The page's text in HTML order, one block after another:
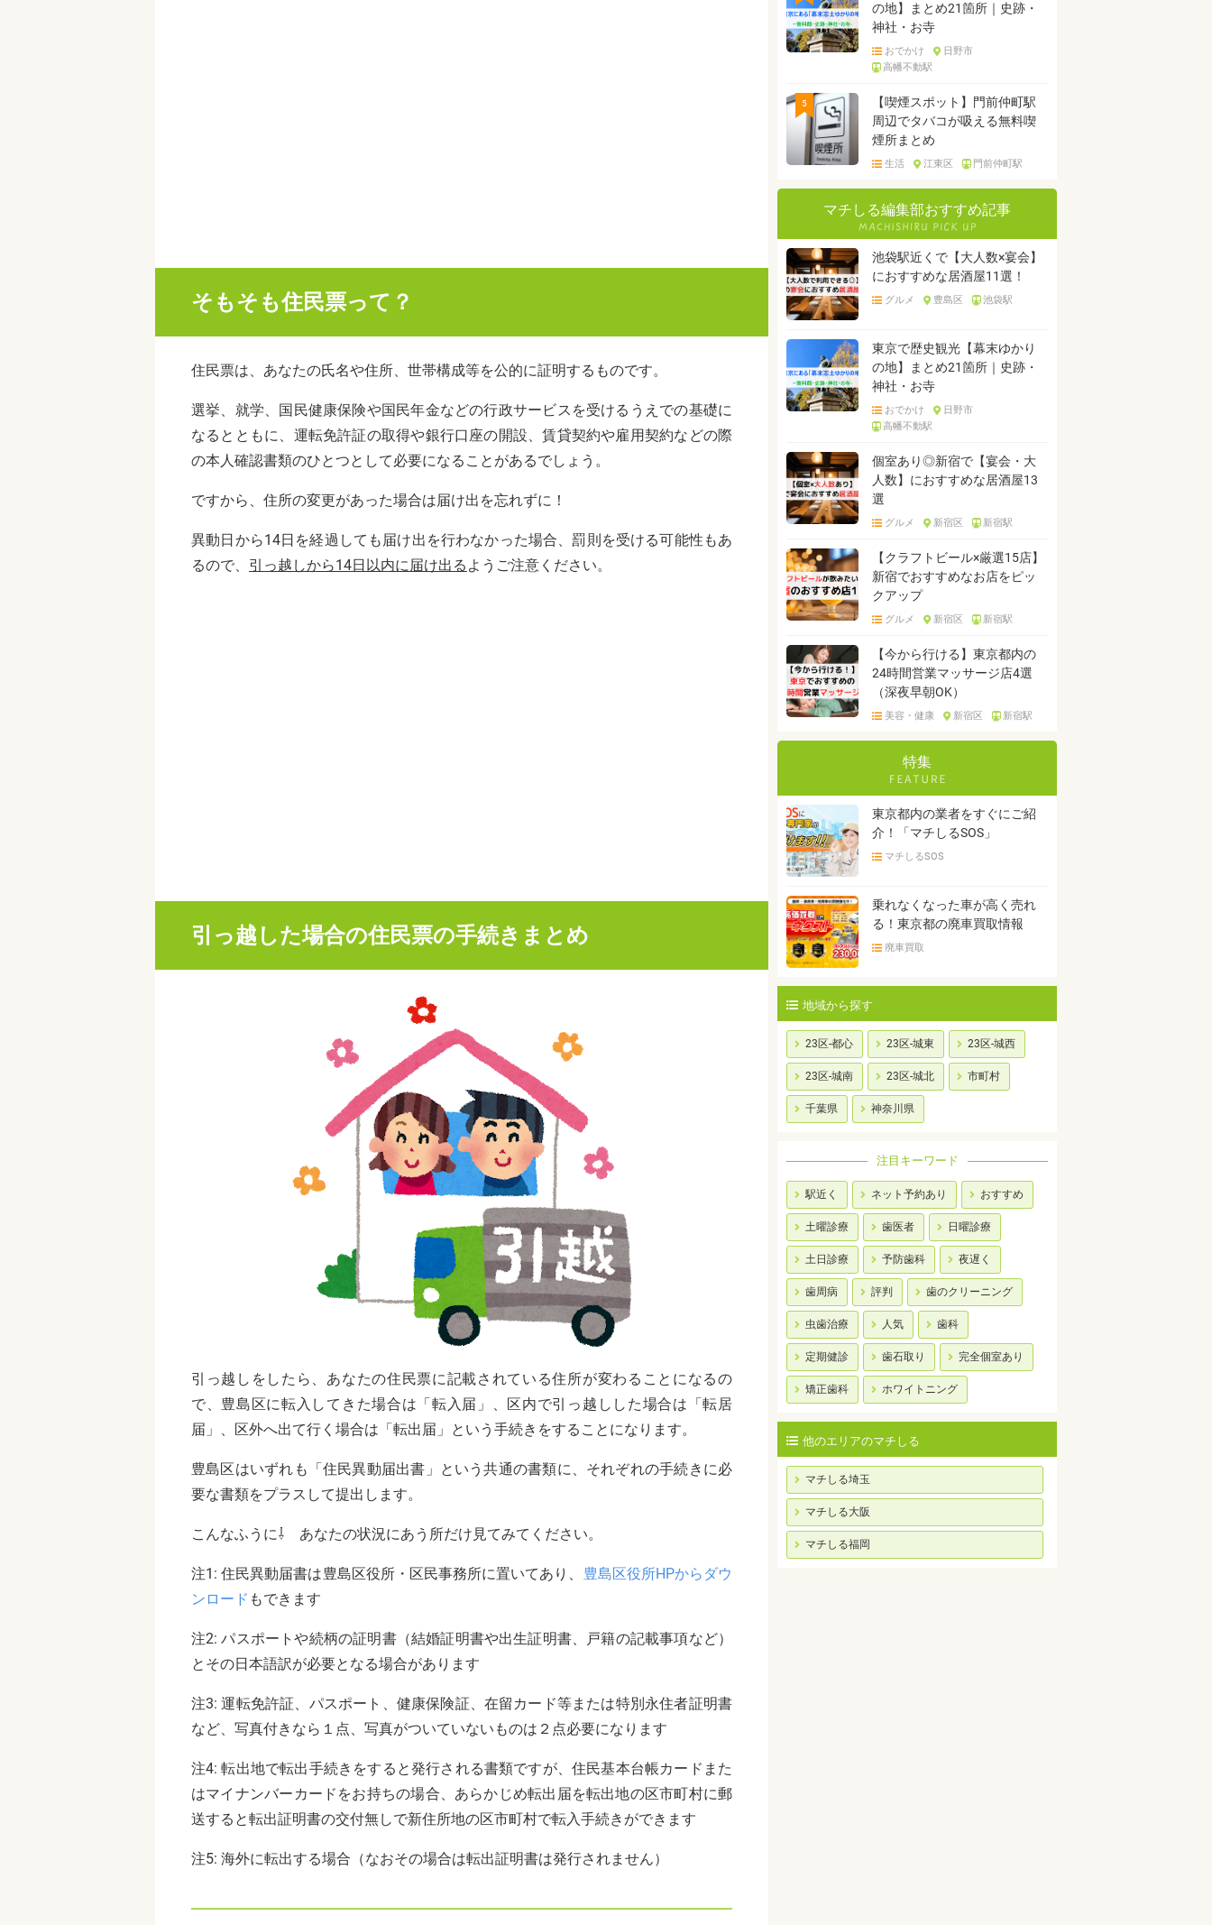
そもそも住民票って？
住民票は、あなたの氏名や住所、世帯構成等を公的に証明するものです。
選挙、就学、国民健康保険や国民年金などの行政サービスを受けるうえでの基礎に
なるとともに、運転免許証の取得や銀行口座の開設、賃貸契約や雇用契約などの際
の本人確認書類のひとつとして必要になることがあるでしょう。
ですから、住所の変更があった場合は届け出を忘れずに！
異動日から14日を経過しても届け出を行わなかった場合、罰則を受ける可能性もあ
るので、 引っ越しから14日以内に届け出る ようご注意ください。
引っ越した場合の住民票の手続きまとめ
引っ越しをしたら、あなたの住民票に記載されている住所が変わることになるの
で、豊島区に転入してきた場合は「転入届」、区内で引っ越しした場合は「転居
届」、区外へ出て行く場合は「転出届」という手続きをすることになります。
豊島区はいずれも「住民異動届出書」という共通の書類に、それぞれの手続きに必
要な書類をプラスして提出します。
こんなふうに⇩ あなたの状況にあう所だけ見てみてください。
注1:住民異動届書は豊島区役所・区民事務所に置いてあり、 豊島区役所HPからダウ
ンロード もできます
注2:パスポートや続柄の証明書（結婚証明書や出生証明書、戸籍の記載事項など）
とその日本語訳が必要となる場合があります
注3:運転免許証、パスポート、健康保険証、在留カード等または特別永住者証明書
など、写真付きなら１点、写真がついていないものは２点必要になります
注4:転出地で転出手続きをすると発行される書類ですが、住民基本台帳カードまた
はマイナンバーカードをお持ちの場合、あらかじめ転出届を転出地の区市町村に郵
送すると転出証明書の交付無しで新住所地の区市町村で転入手続きができます
注5: 海外に転出する場合（なおその場合は転出証明書は発行されません）
の地】まとめ21箇所｜史跡・
神社・お寺
おでかけ
日野市
高幡不動駅
5
【喫煙スポット】門前仲町駅
周辺でタバコが吸える無料喫
煙所まとめ
生活 江東区 門前仲町駅
マチしる編集部おすすめ記事
池袋駅近くで【大人数×宴会】
におすすめな居酒屋11選！
グルメ 豊島区 池袋駅
東京で歴史観光【幕末ゆかり
の地】まとめ21箇所｜史跡・
神社・お寺
おでかけ
日野市
高幡不動駅
個室あり◎新宿で【宴会・大
人数】におすすめな居酒屋13
選
グルメ 新宿区 新宿駅
【クラフトビール×厳選15店】
新宿でおすすめなお店をピッ
クアップ
グルメ 新宿区 新宿駅
【今から行ける】東京都内の
24時間営業マッサージ店4選
（深夜早朝OK）
美容・健康 新宿区 新宿駅
特集
東京都内の業者をすぐにご紹
介！「マチしるSOS」
マチしるSOS
乗れなくなった車が高く売れ
る！東京都の廃車買取情報
廃車買取
地域から探す
23区-都心 23区-城東 23区-城西
23区-城南 23区-城北 市町村
千葉県 神奈川県
注目キーワード
駅近く ネット予約あり おすすめ
土曜診療 歯医者 日曜診療
土日診療 予防歯科 夜遅く
歯周病 評判 歯のクリーニング
虫歯治療 人気 歯科
定期健診 歯石取り 完全個室あり
矯正歯科 ホワイトニング
他のエリアのマチしる
マチしる埼玉
マチしる大阪
マチしる福岡